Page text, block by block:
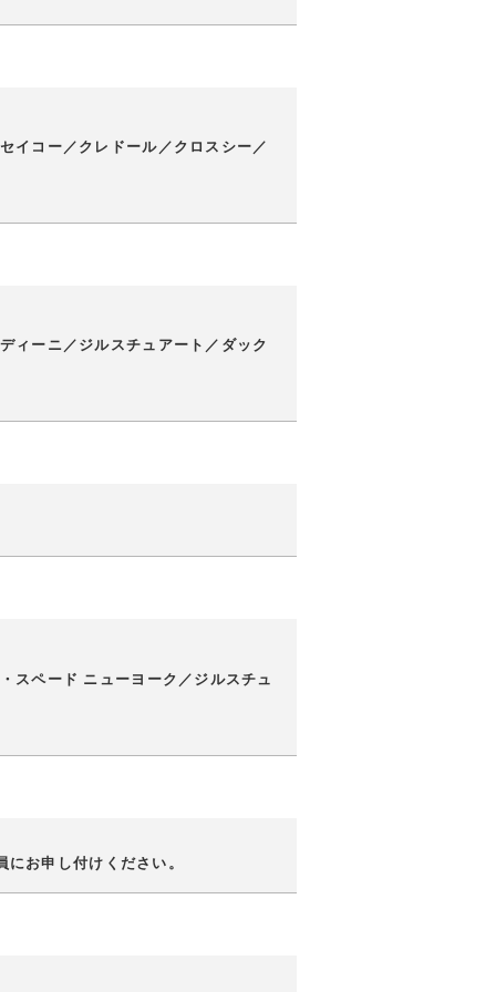
イコー／クレドール／クロスシー／
ィーニ／ジルスチュアート／ダック
スペード ニューヨーク／ジルスチュ
お申し付けください。